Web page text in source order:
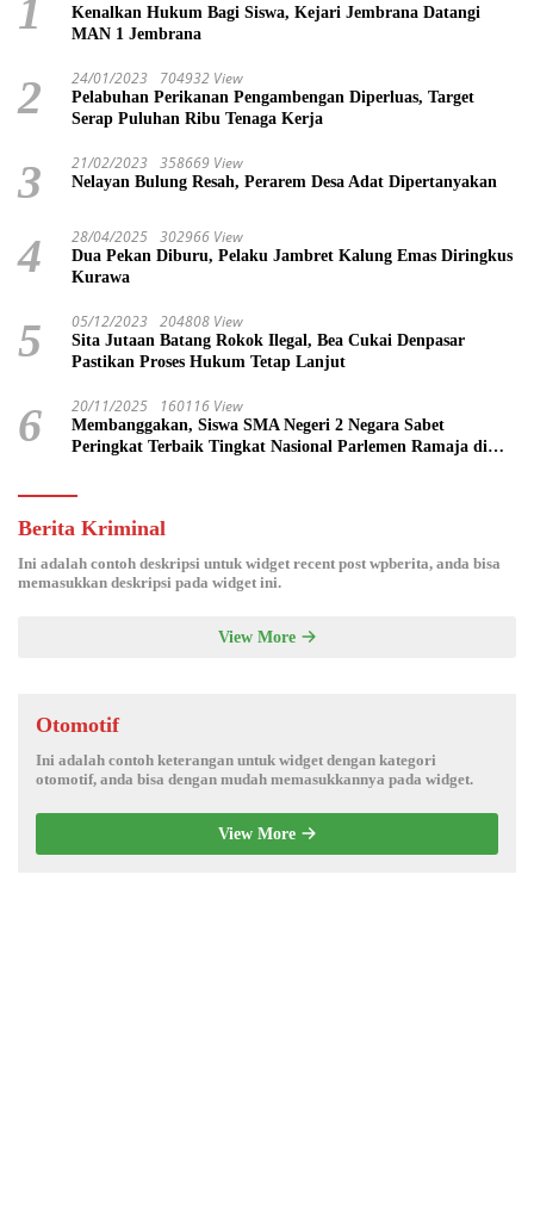
1
Kenalkan Hukum Bagi Siswa, Kejari Jembrana Datangi
MAN 1 Jembrana
2 24/01/2023 704932 View
Pelabuhan Perikanan Pengambengan Diperluas, Target
Serap Puluhan Ribu Tenaga Kerja
3 21/02/2023 358669 View
Nelayan Bulung Resah, Perarem Desa Adat Dipertanyakan
4 28/04/2025 302966 View
Dua Pekan Diburu, Pelaku Jambret Kalung Emas Diringkus
Kurawa
5 05/12/2023 204808 View
Sita Jutaan Batang Rokok Ilegal, Bea Cukai Denpasar
Pastikan Proses Hukum Tetap Lanjut
6 20/11/2025 160116 View
Membanggakan, Siswa SMA Negeri 2 Negara Sabet
Peringkat Terbaik Tingkat Nasional Parlemen Ramaja di
Berita Kriminal
Ini adalah contoh deskripsi untuk widget recent post wpberita, anda bisa
memasukkan deskripsi pada widget ini.
View More
Otomotif
Ini adalah contoh keterangan untuk widget dengan kategori
otomotif, anda bisa dengan mudah memasukkannya pada widget.
View More